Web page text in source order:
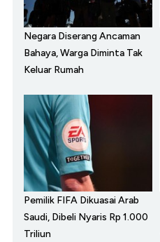
Negara Diserang Ancaman
Bahaya, Warga Diminta Tak
Keluar Rumah
Pemilik FIFA Dikuasai Arab
Saudi, Dibeli Nyaris Rp 1.000
Triliun